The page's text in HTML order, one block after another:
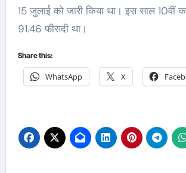
15 जुलाई को जारी किया था। इस साल 10वीं
91.46 फीसदी था।
Share this:
WhatsApp X